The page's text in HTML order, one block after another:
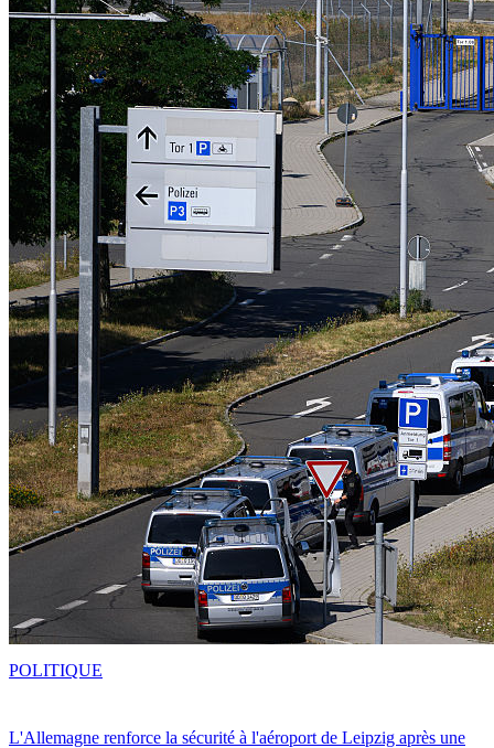
L'Allemagne renforce la sécurité à l'aéroport de Leipzig après une
POLITIQUE